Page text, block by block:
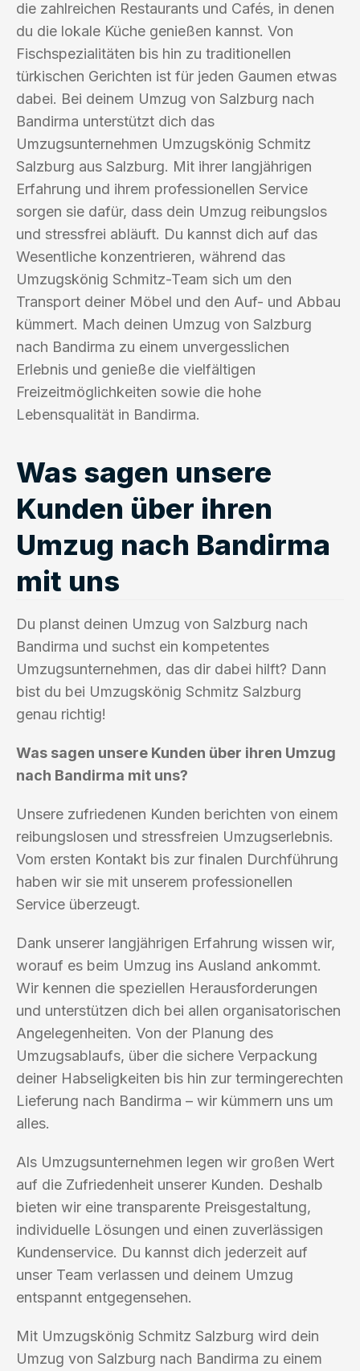
die zahlreichen Restaurants und Cafés, in denen
du die lokale Küche genießen kannst. Von
Fischspezialitäten bis hin zu traditionellen
türkischen Gerichten ist für jeden Gaumen etwas
dabei. Bei deinem Umzug von Salzburg nach
Bandirma unterstützt dich das
Umzugsunternehmen Umzugskönig Schmitz
Salzburg aus Salzburg. Mit ihrer langjährigen
Erfahrung und ihrem professionellen Service
sorgen sie dafür, dass dein Umzug reibungslos
und stressfrei abläuft. Du kannst dich auf das
Wesentliche konzentrieren, während das
Umzugskönig Schmitz-Team sich um den
Transport deiner Möbel und den Auf- und Abbau
kümmert. Mach deinen Umzug von Salzburg
nach Bandirma zu einem unvergesslichen
Erlebnis und genieße die vielfältigen
Freizeitmöglichkeiten sowie die hohe
Lebensqualität in Bandirma.
Was sagen unsere
Kunden über ihren
Umzug nach Bandirma
mit uns
Du planst deinen Umzug von Salzburg nach
Bandirma und suchst ein kompetentes
Umzugsunternehmen, das dir dabei hilft? Dann
bist du bei Umzugskönig Schmitz Salzburg
genau richtig!
Was sagen unsere Kunden über ihren Umzug
nach Bandirma mit uns?
Unsere zufriedenen Kunden berichten von einem
reibungslosen und stressfreien Umzugserlebnis.
Vom ersten Kontakt bis zur finalen Durchführung
haben wir sie mit unserem professionellen
Service überzeugt.
Dank unserer langjährigen Erfahrung wissen wir,
worauf es beim Umzug ins Ausland ankommt.
Wir kennen die speziellen Herausforderungen
und unterstützen dich bei allen organisatorischen
Angelegenheiten. Von der Planung des
Umzugsablaufs, über die sichere Verpackung
deiner Habseligkeiten bis hin zur termingerechten
Lieferung nach Bandirma – wir kümmern uns um
alles.
Als Umzugsunternehmen legen wir großen Wert
auf die Zufriedenheit unserer Kunden. Deshalb
bieten wir eine transparente Preisgestaltung,
individuelle Lösungen und einen zuverlässigen
Kundenservice. Du kannst dich jederzeit auf
unser Team verlassen und deinem Umzug
entspannt entgegensehen.
Mit Umzugskönig Schmitz Salzburg wird dein
Umzug von Salzburg nach Bandirma zu einem